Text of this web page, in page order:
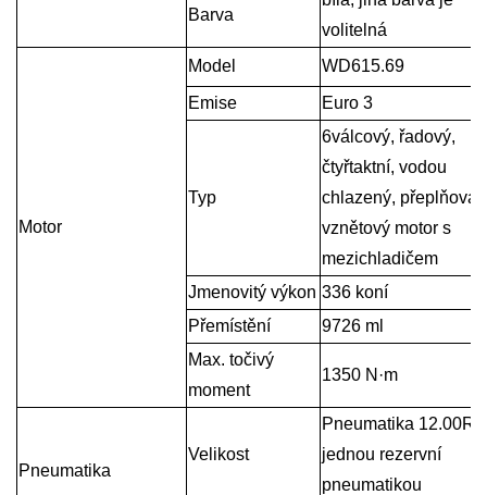
Barva
volitelná
Motor
Model
WD615.69
Emise
Euro 3
Typ
6válcový, řadový,
čtyřtaktní, vodou
chlazený,
vznětový motor s
mezichladičem
Jmenovitý výkon 336 koní
Přemístění
9726 ml
Max. točivý
moment
1350 N·m
Pneumatika
Velikost
Pneumatika
jednou rezervní
pneumatikou